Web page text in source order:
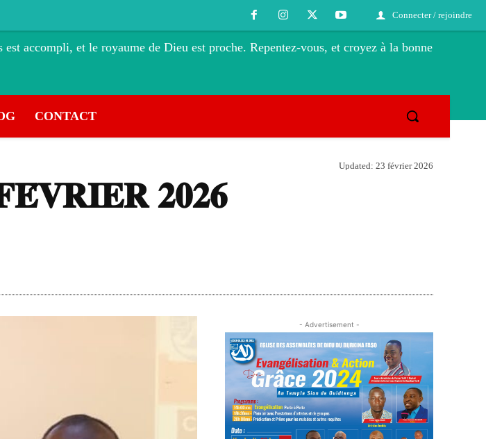
Connecter / rejoindre
est accompli, et le royaume de Dieu est proche. Repentez-vous, et croyez à la bonne
CONTACT
Updated: 23 février 2026
𝟐𝟎𝟐𝟔
- Advertisement -